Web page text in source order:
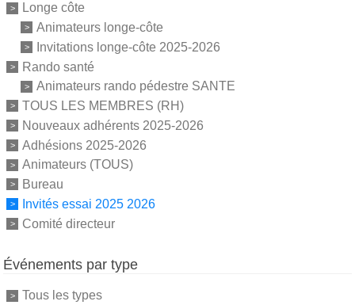
Longe côte
Animateurs longe-côte
Invitations longe-côte 2025-2026
Rando santé
Animateurs rando pédestre SANTE
TOUS LES MEMBRES (RH)
Nouveaux adhérents 2025-2026
Adhésions 2025-2026
Animateurs (TOUS)
Bureau
Invités essai 2025 2026
Comité directeur
Événements par type
Tous les types